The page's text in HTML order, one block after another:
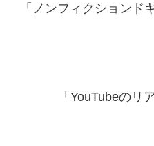
「ノンフィクションド
「YouTubeのリ